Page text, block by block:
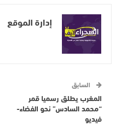
إدارة الموقع
السابق
المغرب يطلق رسميا قمر
“محمد السادس” نحو الفضاء-
فيديو